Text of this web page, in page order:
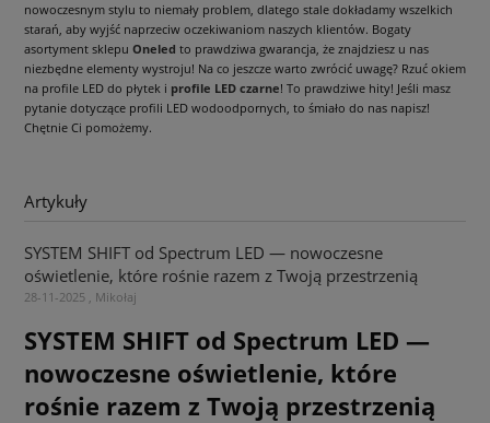
nowoczesnym stylu to niemały problem, dlatego stale dokładamy wszelkich
starań, aby wyjść naprzeciw oczekiwaniom naszych klientów. Bogaty
asortyment sklepu Oneled to prawdziwa gwarancja, że znajdziesz u nas
niezbędne elementy wystroju! Na co jeszcze warto zwrócić uwagę? Rzuć okiem
na profile LED do płytek i profile LED czarne! To prawdziwe hity! Jeśli masz
pytanie dotyczące profili LED wodoodpornych, to śmiało do nas napisz!
Chętnie Ci pomożemy.
Artykuły
SYSTEM SHIFT od Spectrum LED — nowoczesne
oświetlenie, które rośnie razem z Twoją przestrzenią
28-11-2025 , Mikołaj
SYSTEM SHIFT od Spectrum LED —
nowoczesne oświetlenie, które
rośnie razem z Twoją przestrzenią